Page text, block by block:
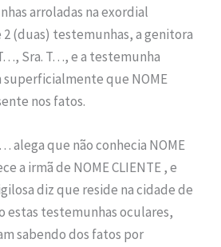
arroladas na exordial
(duas) testemunhas, a genitora
Sra. T…, e a testemunha
que NOME
nos fatos.
alega que não conhecia NOME
a irmã de NOME CLIENTE , e
diz que reside na cidade de
estas testemunhas oculares,
sabendo dos fatos por